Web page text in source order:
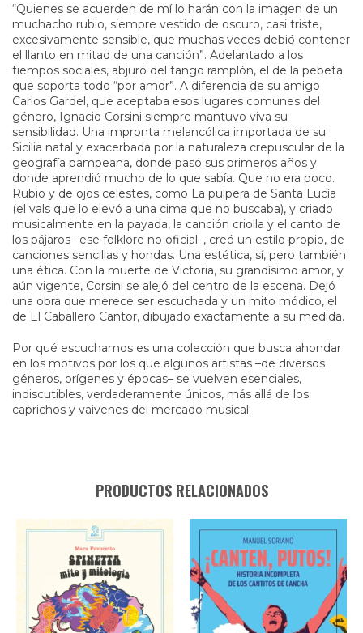
“Quienes se acuerden de mí lo harán con la imagen de un
muchacho rubio, siempre vestido de oscuro, casi triste,
excesivamente sensible, que muchas veces debió contener
el llanto en mitad de una canción”. Adelantado a los
tiempos sociales, abjuró del tango ramplón, el de la pebeta
que soporta todo “por amor”. A diferencia de su amigo
Carlos Gardel, que aceptaba esos lugares comunes del
género, Ignacio Corsini siempre mantuvo viva su
sensibilidad. Una impronta melancólica importada de su
Sicilia natal y exacerbada por la naturaleza crepuscular de la
geografía pampeana, donde pasó sus primeros años y
donde aprendió mucho de lo que sabía. Que no era poco.
Rubio y de ojos celestes, como La pulpera de Santa Lucía
(el vals que lo elevó a una cima que no buscaba), y criado
musicalmente en la payada, la canción criolla y el canto de
los pájaros –ese folklore no oficial–, creó un estilo propio, de
canciones sencillas y hondas. Una estética, sí, pero también
una ética. Con la muerte de Victoria, su grandísimo amor, y
aún vigente, Corsini se alejó del centro de la escena. Dejó
una obra que merece ser escuchada y un mito módico, el
de El Caballero Cantor, dibujado exactamente a su medida.
Por qué escuchamos es una colección que busca ahondar
en los motivos por los que algunos artistas –de diversos
géneros, orígenes y épocas– se vuelven esenciales,
indiscutibles, verdaderamente únicos, más allá de los
caprichos y vaivenes del mercado musical.
PRODUCTOS RELACIONADOS